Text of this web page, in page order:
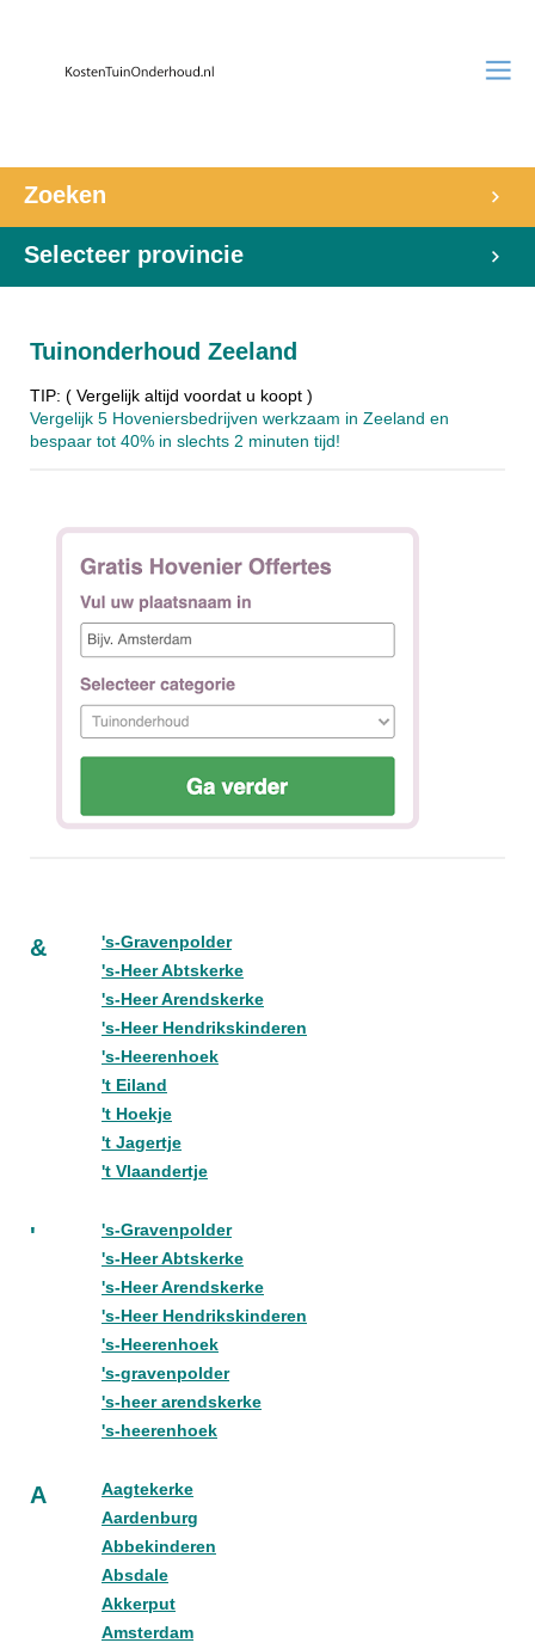
Zoeken
Selecteer provincie
Tuinonderhoud Zeeland
TIP: ( Vergelijk altijd voordat u koopt )
Vergelijk 5 Hoveniersbedrijven werkzaam in Zeeland en
bespaar tot 40% in slechts 2 minuten tijd!
&
's-Gravenpolder
's-Heer Abtskerke
's-Heer Arendskerke
's-Heer Hendrikskinderen
's-Heerenhoek
't Eiland
't Hoekje
't Jagertje
't Vlaandertje
'
's-Gravenpolder
's-Heer Abtskerke
's-Heer Arendskerke
's-Heer Hendrikskinderen
's-Heerenhoek
's-gravenpolder
's-heer arendskerke
's-heerenhoek
A
Aagtekerke
Aardenburg
Abbekinderen
Absdale
Akkerput
Amsterdam